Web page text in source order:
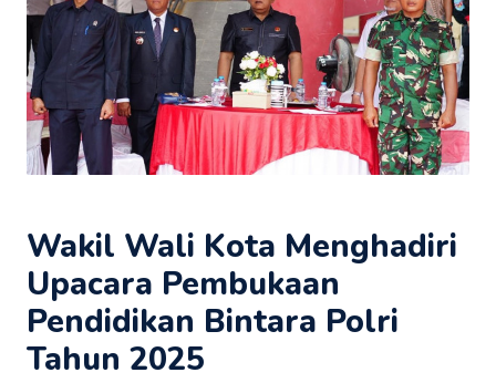
Wakil Wali Kota Menghadiri
Upacara Pembukaan
Pendidikan Bintara Polri
Tahun 2025